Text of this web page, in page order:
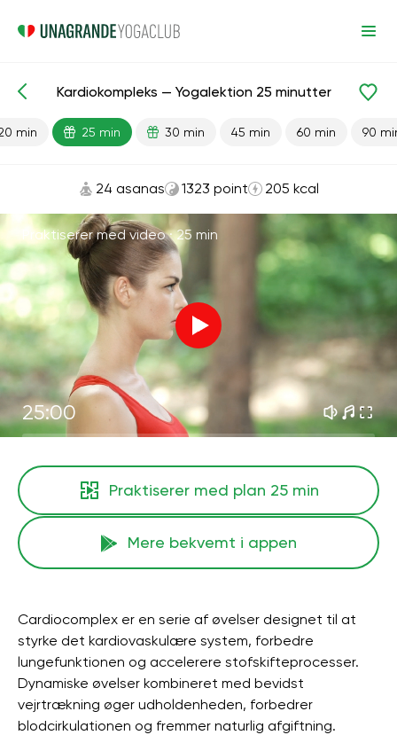
Færdiglavede lektioner Konditionstræning
Kardiokompleks — Yogalektion 25 minutter
min 25 min 30 min 45 min 60 min 90
24 asanas 1323 point 205 kcal
Praktiserer med video ·25 min
25:00
Praktiserer med plan 25 min
Mere bekvemt i appen
Cardiocomplex er en serie af øvelser designet til at
styrke det kardiovaskulære system, forbedre
lungefunktionen og accelerere stofskifteprocesser.
Dynamiske øvelser kombineret med bevidst
vejrtrækning øger udholdenheden, forbedrer
blodcirkulationen og fremmer naturlig afgiftning.